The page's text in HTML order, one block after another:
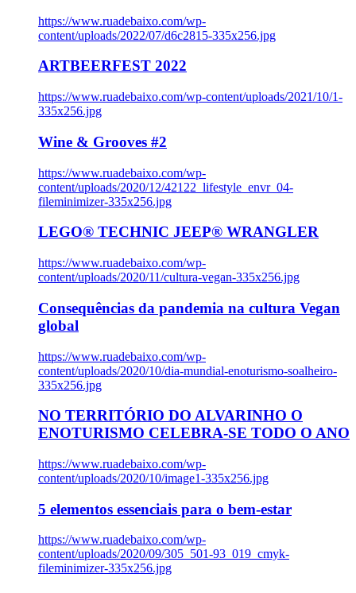
https://www.ruadebaixo.com/wp-
content/uploads/2022/07/d6c2815-335x256.jpg
ARTBEERFEST 2022
https://www.ruadebaixo.com/wp-content/uploads/2021/10/1-
335x256.jpg
Wine & Grooves #2
https://www.ruadebaixo.com/wp-
content/uploads/2020/12/42122_lifestyle_envr_04-
fileminimizer-335x256.jpg
LEGO® TECHNIC JEEP® WRANGLER
https://www.ruadebaixo.com/wp-
content/uploads/2020/11/cultura-vegan-335x256.jpg
Consequências da pandemia na cultura Vegan
global
https://www.ruadebaixo.com/wp-
content/uploads/2020/10/dia-mundial-enoturismo-soalheiro-
335x256.jpg
NO TERRITÓRIO DO ALVARINHO O
ENOTURISMO CELEBRA-SE TODO O ANO
https://www.ruadebaixo.com/wp-
content/uploads/2020/10/image1-335x256.jpg
5 elementos essenciais para o bem-estar
https://www.ruadebaixo.com/wp-
content/uploads/2020/09/305_501-93_019_cmyk-
fileminimizer-335x256.jpg